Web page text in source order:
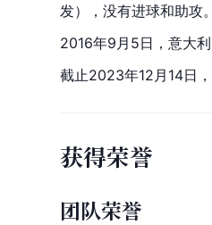
发），没有进球和助攻
2016年9月5日，意大
截止2023年12月14日
获得荣誉
团队荣誉